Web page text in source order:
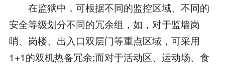
在监狱中，可根据不同的监控区域、不同的
安全等级划分不同的冗余组，如，对于监墙岗
哨、岗楼、出入口双层门等重点区域，可采用
1+1的双机热备冗余;而对于活动区、运动场、食